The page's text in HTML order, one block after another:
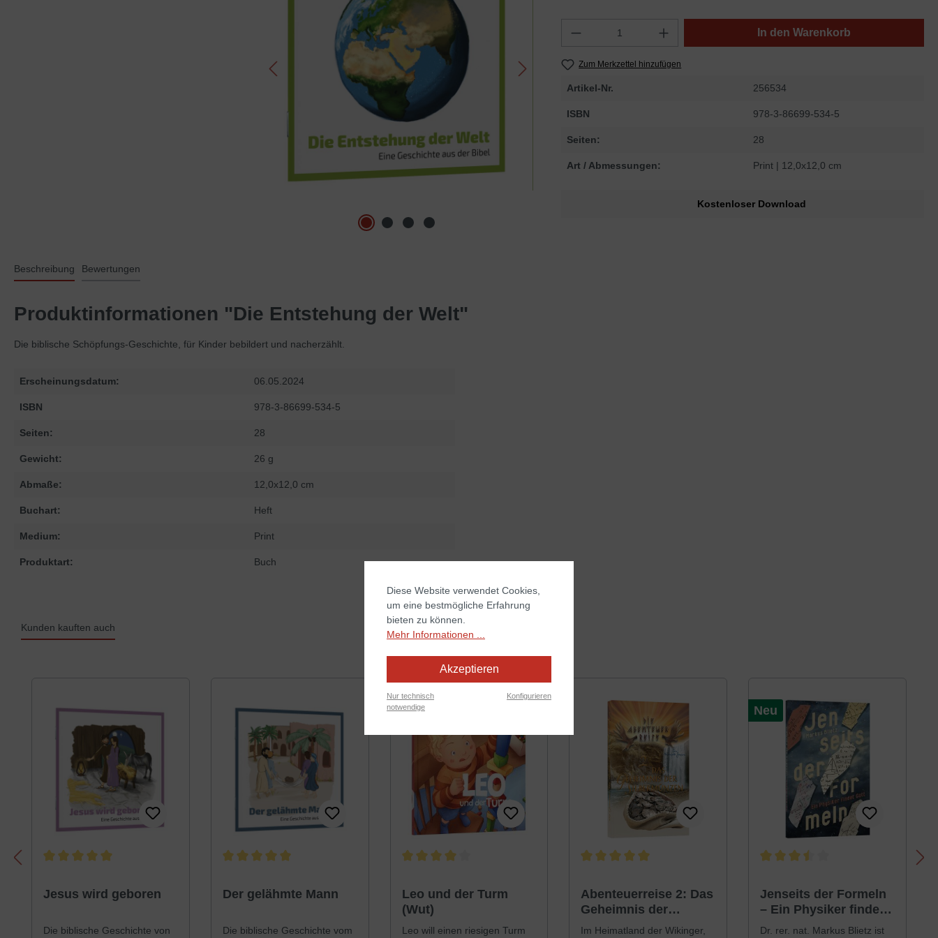
In den Warenkorb
Zum Merkzettel hinzufügen
Artikel-Nr. 256534
ISBN 978-3-86699-534-5
Seiten: 28
Art / Abmessungen: Print | 12,0x12,0 cm
Kostenloser Download
Beschreibung Bewertungen
Produktinformationen "Die Entstehung der Welt"
Die biblische Schöpfungs-Geschichte, für Kinder bebildert und nacherzählt.
Erscheinungsdatum: 06.05.2024
ISBN 978-3-86699-534-5
Seiten: 28
Gewicht: 26 g
Abmaße: 12,0x12,0 cm
Buchart: Heft
Medium: Print
Produktart: Buch
Kunden kauften auch
Jesus wird geboren
Die biblische Geschichte von
Der gelähmte Mann
Die biblische Geschichte vom
Leo und der Turm
(Wut)
Leo will einen riesigen Turm
Abenteuerreise 2: Das
Geheimnis der
Silbermünzen
Im Heimatland der Wikinger,
Neu
Jenseits der Formeln
– Ein Physiker findet
Gott
Dr. rer. nat. Markus Blietz ist
Diese Website verwendet Cookies,
um eine bestmögliche Erfahrung
bieten zu können.
Mehr Informationen ...
Akzeptieren
Nur technisch
notwendige
Konfigurieren